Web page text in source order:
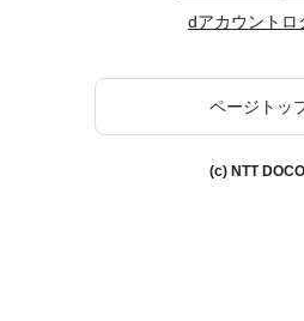
dアカウントロ
ページトッ
(c) NTT